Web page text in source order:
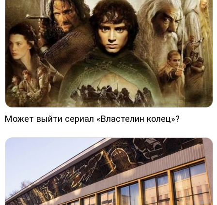
Может выйти сериал «Властелин колец»?